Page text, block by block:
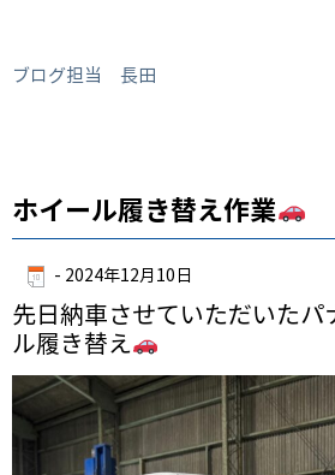
ブログ担当 長田
ホイール履き替え作業
- 2024年12月10日
先日納車させていただいたパ
ル履き替え